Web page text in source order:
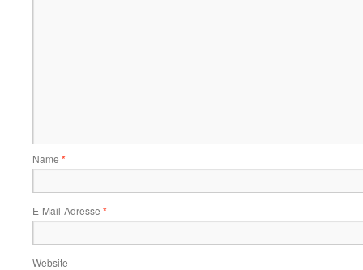
Name *
E-Mail-Adresse *
Website